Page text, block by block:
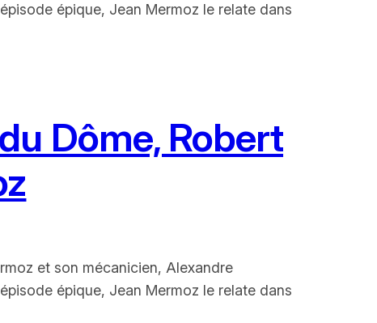
épique, Jean Mermoz le relate dans
Dôme, Robert
et son mécanicien, Alexandre
épique, Jean Mermoz le relate dans